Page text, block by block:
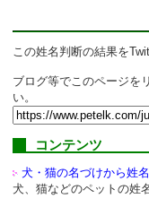
この姓名判断の結果を
ブログ等でこのページを
い。
コンテンツ
犬・猫の名づけから姓
犬、猫などのペットの姓